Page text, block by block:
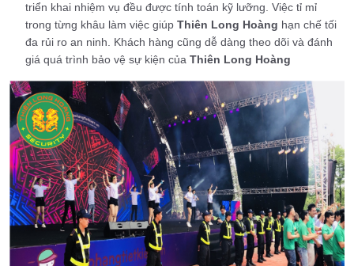
triển khai nhiệm vụ đều được tính toán kỹ lưỡng. Việc tỉ mỉ
trong từng khâu làm việc giúp Thiên Long Hoàng hạn chế tối
đa rủi ro an ninh. Khách hàng cũng dễ dàng theo dõi và đánh
giá quá trình bảo vệ sự kiện của Thiên Long Hoàng